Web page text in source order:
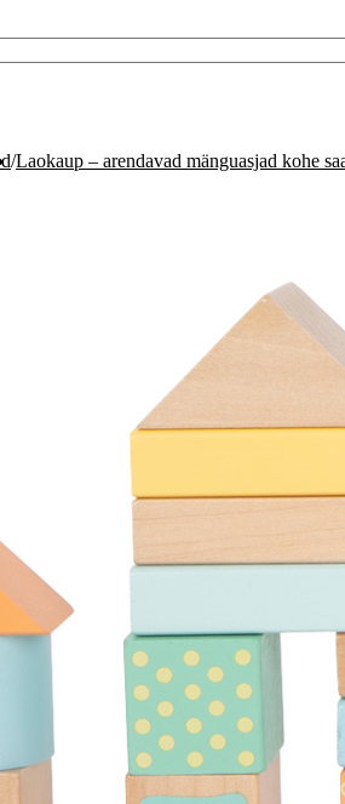
/Laokaup – arendavad mänguasjad kohe